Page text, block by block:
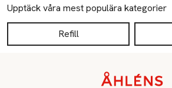
Upptäck våra mest populära kategorier
Refill